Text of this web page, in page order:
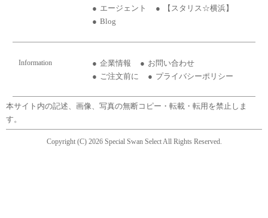
エージェント
【スタリス☆横浜】
Blog
Information 企業情報
お問い合わせ
ご注文前に
プライバシーポリシー
本サイト内の記述、画像、写真の無断コピー・転載・転用を禁止しま
す。
Copyright (C) 2026 Special Swan Select All Rights Reserved.